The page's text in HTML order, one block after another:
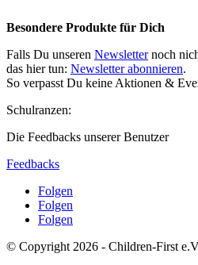
Besondere Produkte für Dich
Falls Du unseren Newsletternoch
das hier tun: Newsletter abonnieren.
So verpasst Du keine Aktionen &
Schulranzen:
Die Feedbacks unserer Benutzer
Feedbacks
Folgen
Folgen
Folgen
© Copyright 2026 - Children-First